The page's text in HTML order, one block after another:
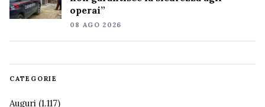
operai”
08 AGO 2026
CATEGORIE
Auguri (1.117)